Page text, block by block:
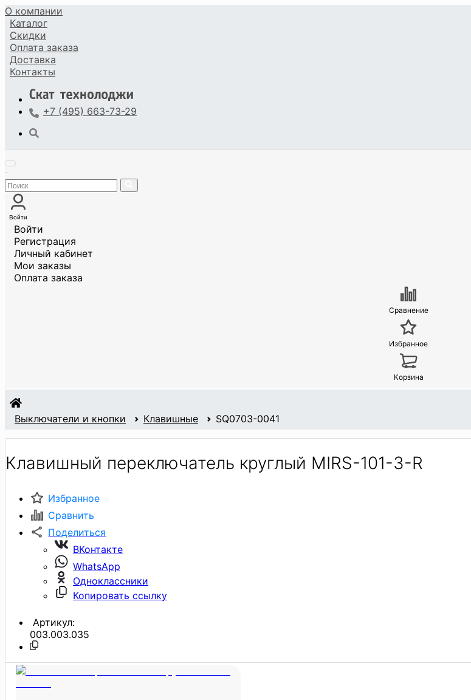
О компании
Каталог
Скидки
Оплата заказа
Доставка
Контакты
+7 (495) 663-73-29
Войти
Войти
Регистрация
Личный кабинет
Мои заказы
Оплата заказа
Сравнение
Избранное
Корзина
Выключатели и кнопки Клавишные SQ0703-0041
Клавишный переключатель круглый MIRS-101-3-R
Избранное
Сравнить
Поделиться
ВКонтакте
WhatsApp
Одноклассники
Копировать ссылку
Артикул:
003.003.035